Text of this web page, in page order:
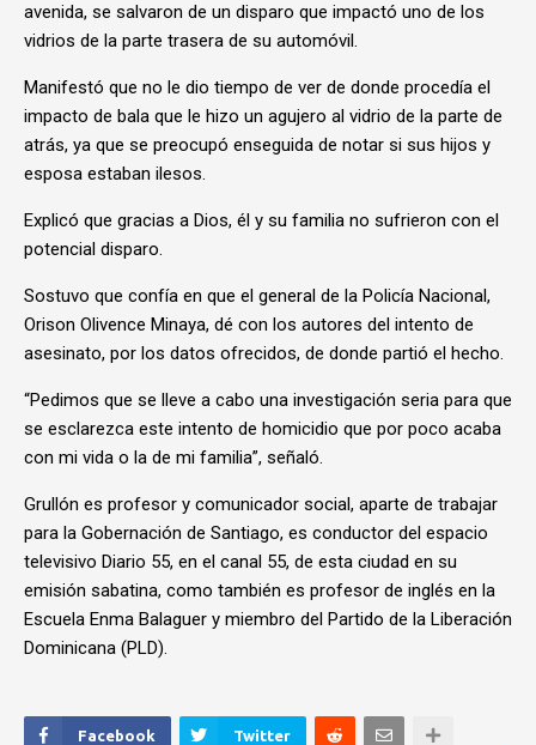
avenida, se salvaron de un disparo que impactó uno de los
vidrios de la parte trasera de su automóvil.
Manifestó que no le dio tiempo de ver de donde procedía el
impacto de bala que le hizo un agujero al vidrio de la parte de
atrás, ya que se preocupó enseguida de notar si sus hijos y
esposa estaban ilesos.
Explicó que gracias a Dios, él y su familia no sufrieron con el
potencial disparo.
Sostuvo que confía en que el general de la Policía Nacional,
Orison Olivence Minaya, dé con los autores del intento de
asesinato, por los datos ofrecidos, de donde partió el hecho.
“Pedimos que se lleve a cabo una investigación seria para que
se esclarezca este intento de homicidio que por poco acaba
con mi vida o la de mi familia”, señaló.
Grullón es profesor y comunicador social, aparte de trabajar
para la Gobernación de Santiago, es conductor del espacio
televisivo Diario 55, en el canal 55, de esta ciudad en su
emisión sabatina, como también es profesor de inglés en la
Escuela Enma Balaguer y miembro del Partido de la Liberación
Dominicana (PLD).
Facebook Twitter